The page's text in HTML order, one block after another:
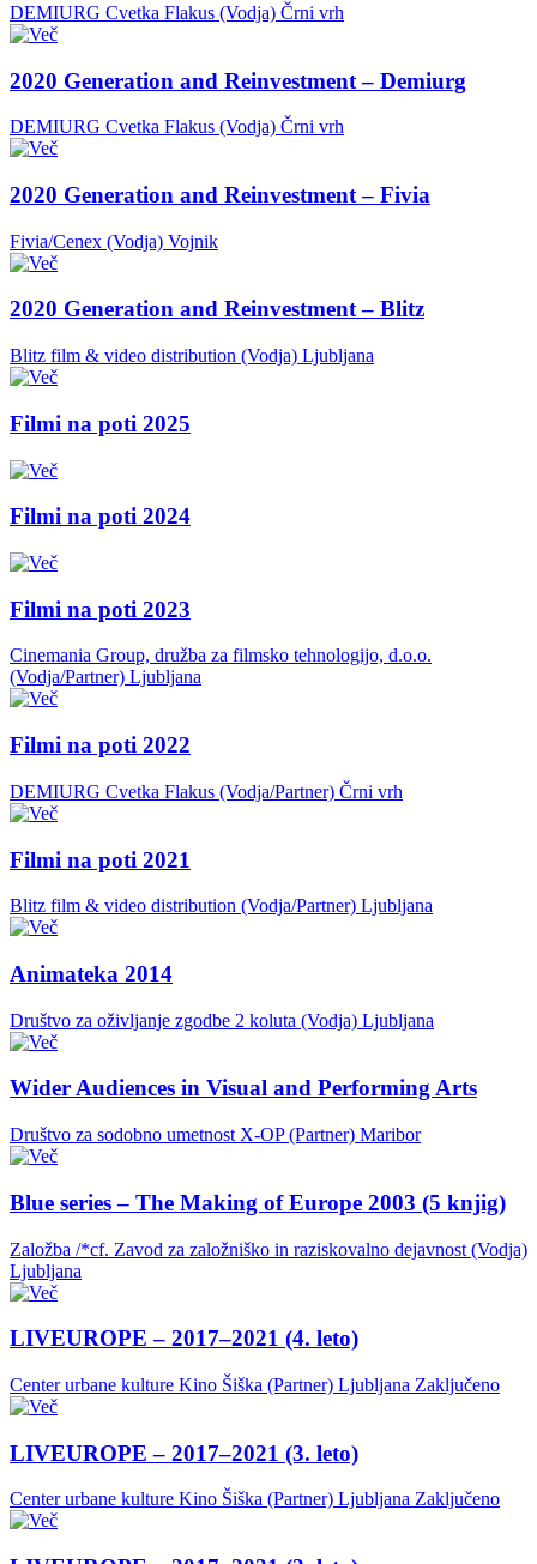
DEMIURG Cvetka Flakus (Vodja) Črni vrh
2020 Generation and Reinvestment – Demiurg
DEMIURG Cvetka Flakus (Vodja) Črni vrh
2020 Generation and Reinvestment – Fivia
Fivia/Cenex (Vodja) Vojnik
2020 Generation and Reinvestment – Blitz
Blitz film & video distribution (Vodja) Ljubljana
Filmi na poti 2025
Filmi na poti 2024
Filmi na poti 2023
Cinemania Group, družba za filmsko tehnologijo, d.o.o.
(Vodja/Partner) Ljubljana
Filmi na poti 2022
DEMIURG Cvetka Flakus (Vodja/Partner) Črni vrh
Filmi na poti 2021
Blitz film & video distribution (Vodja/Partner) Ljubljana
Animateka 2014
Društvo za oživljanje zgodbe 2 koluta (Vodja) Ljubljana
Wider Audiences in Visual and Performing Arts
Društvo za sodobno umetnost X-OP (Partner) Maribor
Blue series – The Making of Europe 2003 (5 knjig)
Založba /*cf. Zavod za založniško in raziskovalno dejavnost (Vodja)
Ljubljana
LIVEUROPE – 2017–2021 (4. leto)
Center urbane kulture Kino Šiška (Partner) Ljubljana Zaključeno
LIVEUROPE – 2017–2021 (3. leto)
Center urbane kulture Kino Šiška (Partner) Ljubljana Zaključeno